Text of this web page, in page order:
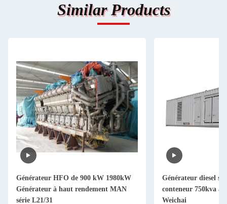
Similar Products
Générateur HFO de 900 kW 1980kW
Générateur à haut rendement MAN
série L21/31
Générateur diesel
conteneur 750kva
Weichai